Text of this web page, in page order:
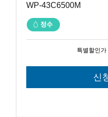
WP-43C6500M
특별할인가